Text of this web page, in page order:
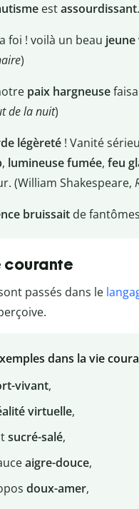
estassourdissant
foi ! voilà un beau
)
paix hargneuse
de la nuit)
légèreté! Vanité
, lumineuse fumée, feu
(William Shakespeare,
bruissaitde
courante
passés dans le
dans la vie
vivant,
virtuelle,
sucré-salé,
aigre-douce,
doux-amer,